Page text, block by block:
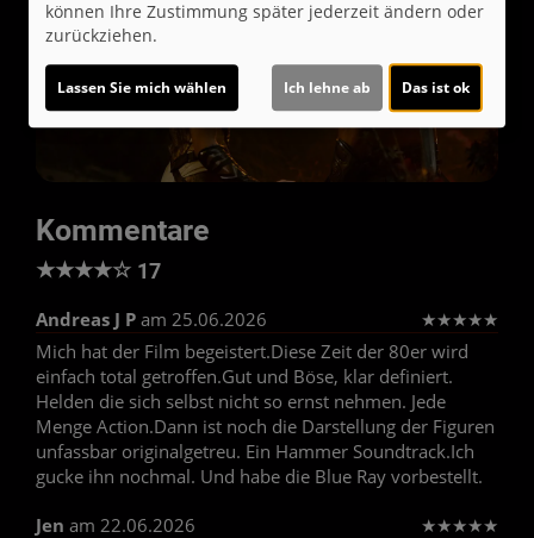
Kommentare
★★★★☆ 17
Andreas J P am 25.06.2026 ★★★★★
Mich hat der Film begeistert.Diese Zeit der 80er wird
einfach total getroffen.Gut und Böse, klar definiert.
Helden die sich selbst nicht so ernst nehmen. Jede
Menge Action.Dann ist noch die Darstellung der Figuren
unfassbar originalgetreu. Ein Hammer Soundtrack.Ich
gucke ihn nochmal. Und habe die Blue Ray vorbestellt.
Jen am 22.06.2026 ★★★★★
können Ihre Zustimmung später jederzeit ändern oder
zurückziehen.
Lassen Sie mich wählen Ich lehne ab Das ist ok